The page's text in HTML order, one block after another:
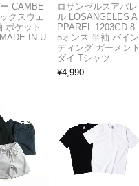
CAMBE
クスウェ
ポケット
IN U
ロサンゼルスアパレ
ル LOSANGELES A
PPAREL 1203GD 8.
5オンス 半袖 バイン
ディング ガーメント
ダイ Tシャツ
¥4,990